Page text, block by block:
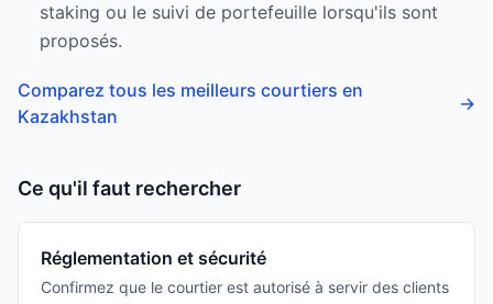
staking ou le suivi de portefeuille lorsqu'ils sont
proposés.
Comparez tous les meilleurs courtiers en
Kazakhstan
→
Ce qu'il faut rechercher
Réglementation et sécurité
Confirmez que le courtier est autorisé à servir des clients